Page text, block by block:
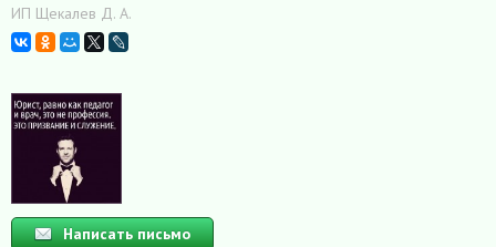
ИП Щекалев Д. А.
Написать письмо